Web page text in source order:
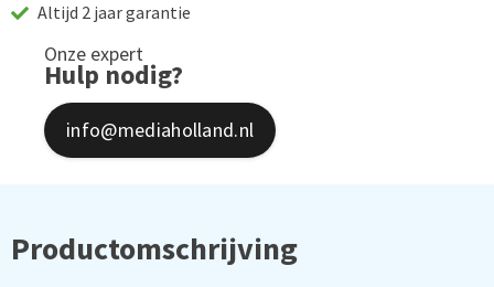
Altijd 2 jaar garantie
Onze expert
Hulp nodig?
info@mediaholland.nl
Productomschrijving